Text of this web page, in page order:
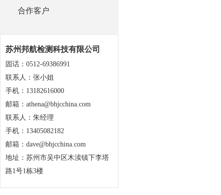
合作客户
苏州邦航检测科技有限公司
固话：0512-69386991
联系人：张小姐
手机：13182616000
邮箱：athena@bhjcchina.com
联系人：朱经理
手机：13405082182
邮箱：dave@bhjcchina.com
地址：苏州市吴中区木渎镇下李塔
路1号1栋3楼